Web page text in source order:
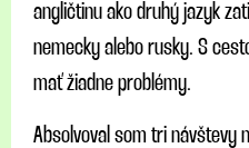
angličtinu ako druhý jazyk
nemecky alebo rusky. S
mať žiadne problémy.
Absolvoval som tri návštevy